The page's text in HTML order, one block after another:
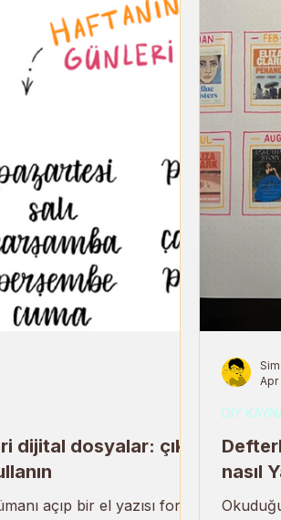
dijital dosyalar: çıktı
açıp bir el yazısı fontu
nasıl
DIY
Apr